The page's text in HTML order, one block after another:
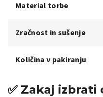
Material torbe
Zračnost in sušenje
Količina v pakiranju
✅ Zakaj